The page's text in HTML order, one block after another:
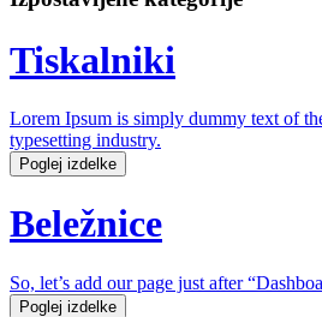
Tiskalniki
Lorem Ipsum is simply dummy text of
typesetting industry.
Poglej izdelke
Beležnice
So, let’s add our page just after
Poglej izdelke